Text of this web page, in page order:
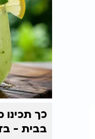
כך
בבית -